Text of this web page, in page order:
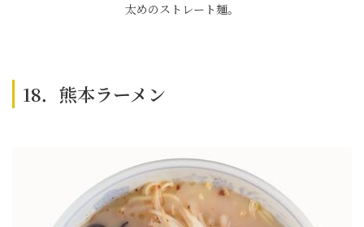
太めのストレート麺。
18．熊本ラーメン